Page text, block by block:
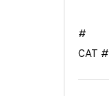
#
CAT #